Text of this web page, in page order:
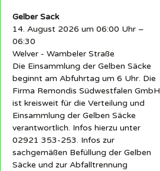
Gelber Sack
14. August 2026 um 06:00 Uhr –
06:30
Welver - Wambeler Straße
Die Einsammlung der Gelben Säcke
beginnt am Abfuhrtag um 6 Uhr. Die
Firma Remondis Südwestfalen GmbH
ist kreisweit für die Verteilung und
Einsammlung der Gelben Säcke
verantwortlich. Infos hierzu unter
02921 353-253. Infos zur
sachgemäßen Befüllung der Gelben
Säcke und zur Abfalltrennung